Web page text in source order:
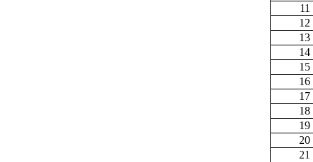
11
12
13
14
15
16
17
18
19
20
21